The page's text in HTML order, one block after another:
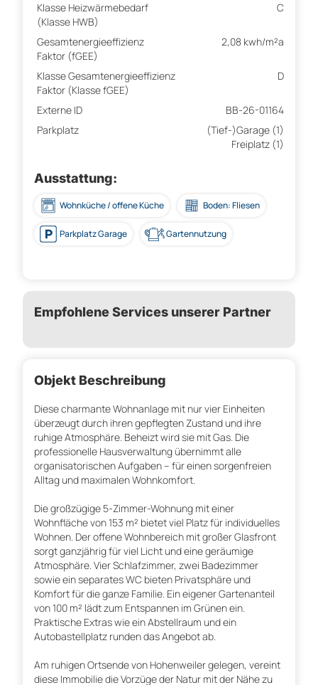
Klasse Heizwärmebedarf
(Klasse HWB)
C
Gesamtenergieeffizienz
Faktor (fGEE)
2,08 kwh/m²a
Klasse Gesamtenergieeffizienz
Faktor (Klasse fGEE)
D
Externe ID
BB-26-01164
Parkplatz
(Tief-)Garage (1)
Freiplatz (1)
Ausstattung:
Wohnküche / offene Küche Boden: Fliesen
Parkplatz Garage Gartennutzung
Empfohlene Services unserer Partner
Objekt Beschreibung
Diese charmante Wohnanlage mit nur vier Einheiten
überzeugt durch ihren gepflegten Zustand und ihre
ruhige Atmosphäre. Beheizt wird sie mit Gas. Die
professionelle Hausverwaltung übernimmt alle
organisatorischen Aufgaben – für einen sorgenfreien
Alltag und maximalen Wohnkomfort.
Die großzügige 5-Zimmer-Wohnung mit einer
Wohnfläche von 153 m² bietet viel Platz für individuelles
Wohnen. Der offene Wohnbereich mit großer Glasfront
sorgt ganzjährig für viel Licht und eine geräumige
Atmosphäre. Vier Schlafzimmer, zwei Badezimmer
sowie ein separates WC bieten Privatsphäre und
Komfort für die ganze Familie. Ein eigener Gartenanteil
von 100 m² lädt zum Entspannen im Grünen ein.
Praktische Extras wie ein Abstellraum und ein
Autobastellplatz runden das Angebot ab.
Am ruhigen Ortsende von Hohenweiler gelegen, vereint
diese Immobilie die Vorzüge der Natur mit der Nähe zu